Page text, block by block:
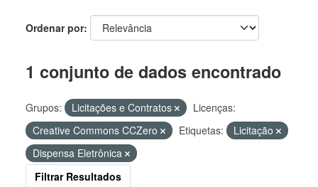
Ordenar por
1 conjunto de dados encontrado
Grupos: Licitações e Contratos
Licenças:
Creative Commons CCZero
Etiquetas:
Licitação
Dispensa Eletrônica
Filtrar Resultados